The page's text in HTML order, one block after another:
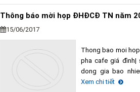
Thông báo mời họp ĐHĐCĐ TN năm
15/06/2017
Thong bao moi
pha cafe giá đình|
dong gia bao
Xem chi tiết